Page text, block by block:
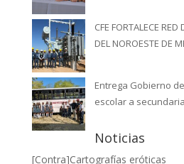
CFE FORTALECE RED
DEL NOROESTE DE
Entrega Gobierno
escolar a
Noticias
[Contra]Cartografías eróticas